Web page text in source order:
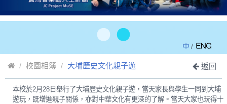
/
校園相簿 大埔歷史文化親子遊 返回
本校於2月28日舉行了大埔歷史文化親子遊，當天家長與學生一同到大埔
遊玩，既增進親子關係，亦對中華文化有更深的了解。當天大家也玩得十